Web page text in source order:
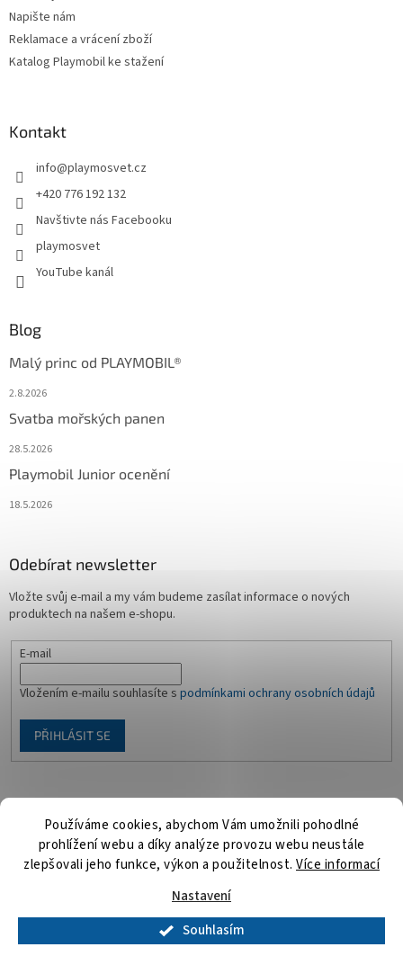
Používáme cookies, abychom Vám umožnili pohodlné
prohlížení webu a díky analýze provozu webu neustále
zlepšovali jeho funkce, výkon a použitelnost. Více informací
Nastavení
Souhlasím
Napište nám
Reklamace a vrácení zboží
Katalog Playmobil ke stažení
Kontakt
info@playmosvet.cz
+420 776 192 132
Navštivte nás Facebooku
playmosvet
YouTube kanál
Blog
Malý princ od PLAYMOBIL®
2.8.2026
Svatba mořských panen
28.5.2026
Playmobil Junior ocenění
18.5.2026
Odebírat newsletter
Vložte svůj e-mail a my vám budeme zasílat informace o nových
produktech na našem e-shopu.
E-mail
Vložením e-mailu souhlasíte s podmínkami ochrany osobních údajů
PŘIHLÁSIT SE
Facebook
Playmosvět.cz. Všechna práva vyhrazena.